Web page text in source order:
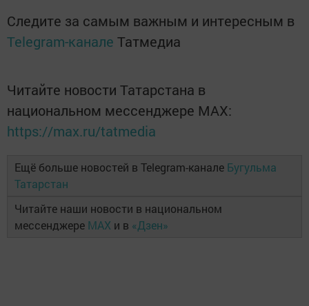
Следите за самым важным и интересным в
Telegram-канале Татмедиа
Читайте новости Татарстана в
национальном мессенджере MАХ:
https://max.ru/tatmedia
Ещё больше новостей в Telegram-канале Бугульма
Татарстан
Читайте наши новости в национальном
мессенджере MAX и в «Дзен»